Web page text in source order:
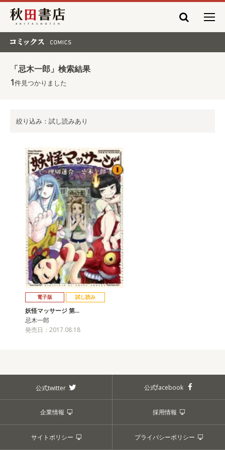
秋田書店
「忌木一郎」検索結果
1件見つかりました
絞り込み：試し読みあり
電子版 試し読み
妖怪マッサージ 第…
忌木一郎
発売日：2017.08.18
公式twitter 公式facebook
企業情報 採用情報
サイトポリシー プライバシーポリシー